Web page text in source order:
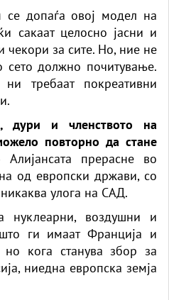
допаѓа овој модел на
сакаат целосно јасни и
за сите. Но, ние не
сето должно почитување.
требаат покреативни
дури и членството на
повторно да стане
прерасне во
од европски држави, со
улога на САД.
нуклеарни, воздушни и
ги имаат Франција и
но кога станува збор за
ниедна европска земја